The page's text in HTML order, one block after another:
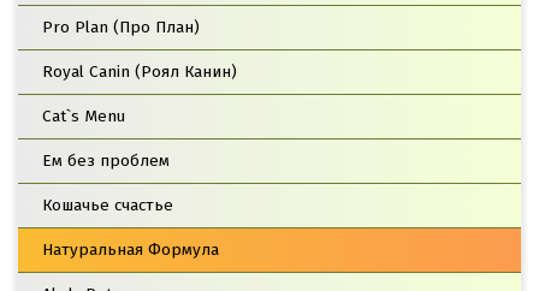
Pro Plan (Про План)
Royal Canin (Роял Канин)
Cat`s Menu
Ем без проблем
Кошачье счастье
Натуральная Формула